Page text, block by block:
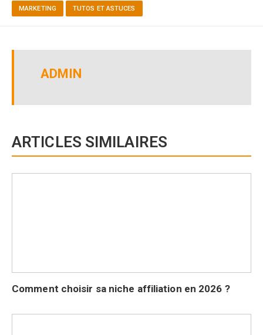
MARKETING TUTOS ET ASTUCES
ADMIN
ARTICLES SIMILAIRES
Comment choisir sa niche affiliation en 2026 ?